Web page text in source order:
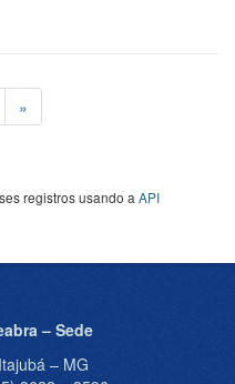
»
registros usando a API
– Sede
– MG